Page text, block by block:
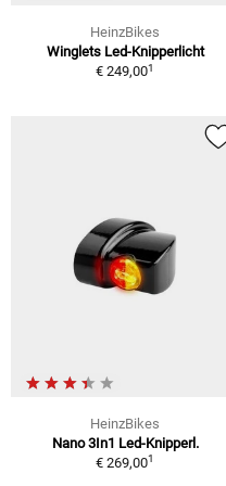
HeinzBikes
Winglets Led-Knipperlicht
€ 249,001
HeinzBikes
Nano 3In1 Led-Knipperl.
€ 269,001